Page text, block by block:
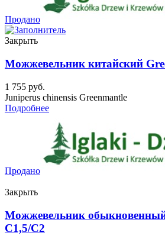
Продано
Закрыть
Можжевельник китайский
1 755 руб.
Juniperus chinensis Greenmantle
Подробнее
Продано
Закрыть
Можжевельник
C1,5/C2